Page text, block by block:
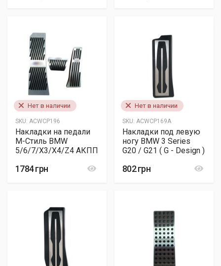
Нет в наличии
SKU: ACWCP196
Накладки на педали
М-Стиль BMW
5/6/7/X3/X4/Z4 АКПП
1784 грн
Нет в наличии
SKU: ACWCP169А
Накладки под левую
ногу BMW 3 Series
G20 / G21 ( G - Design )
802 грн